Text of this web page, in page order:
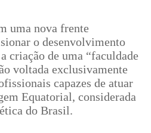
uma nova frente
o desenvolvimento
criação de uma “faculdade
voltada exclusivamente
capazes de atuar
Equatorial, considerada
do Brasil.